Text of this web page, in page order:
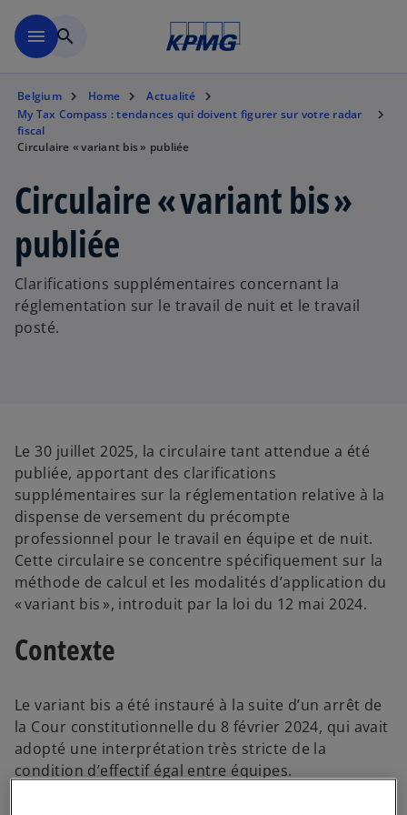
menu search
Belgium Home
Actualité
My Tax Compass : tendances qui doivent figurer sur votre radar
fiscal
Circulaire « variant bis » publiée
Circulaire « variant bis »
publiée
Clarifications supplémentaires concernant la
réglementation sur le travail de nuit et le travail
posté.
Le 30 juillet 2025, la circulaire tant attendue a été
publiée, apportant des clarifications
supplémentaires sur la réglementation relative à la
dispense de versement du précompte
professionnel pour le travail en équipe et de nuit.
Cette circulaire se concentre spécifiquement sur la
méthode de calcul et les modalités d’application du
« variant bis », introduit par la loi du 12 mai 2024.
Contexte
Le variant bis a été instauré à la suite d’un arrêt de
la Cour constitutionnelle du 8 février 2024, qui avait
adopté une interprétation très stricte de la
condition d’effectif égal entre équipes.